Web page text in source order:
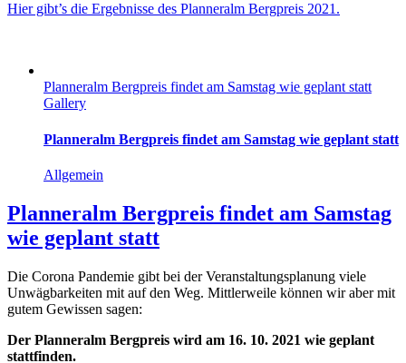
Hier gibt’s die Ergebnisse des Planneralm Bergpreis 2021.
Planneralm Bergpreis findet am Samstag wie geplant statt
Gallery
Planneralm Bergpreis findet am Samstag wie geplant statt
Allgemein
Planneralm Bergpreis findet am Samstag
wie geplant statt
Die Corona Pandemie gibt bei der Veranstaltungsplanung viele
Unwägbarkeiten mit auf den Weg. Mittlerweile können wir aber mit
gutem Gewissen sagen:
Der Planneralm Bergpreis wird am 16. 10. 2021 wie geplant
stattfinden.